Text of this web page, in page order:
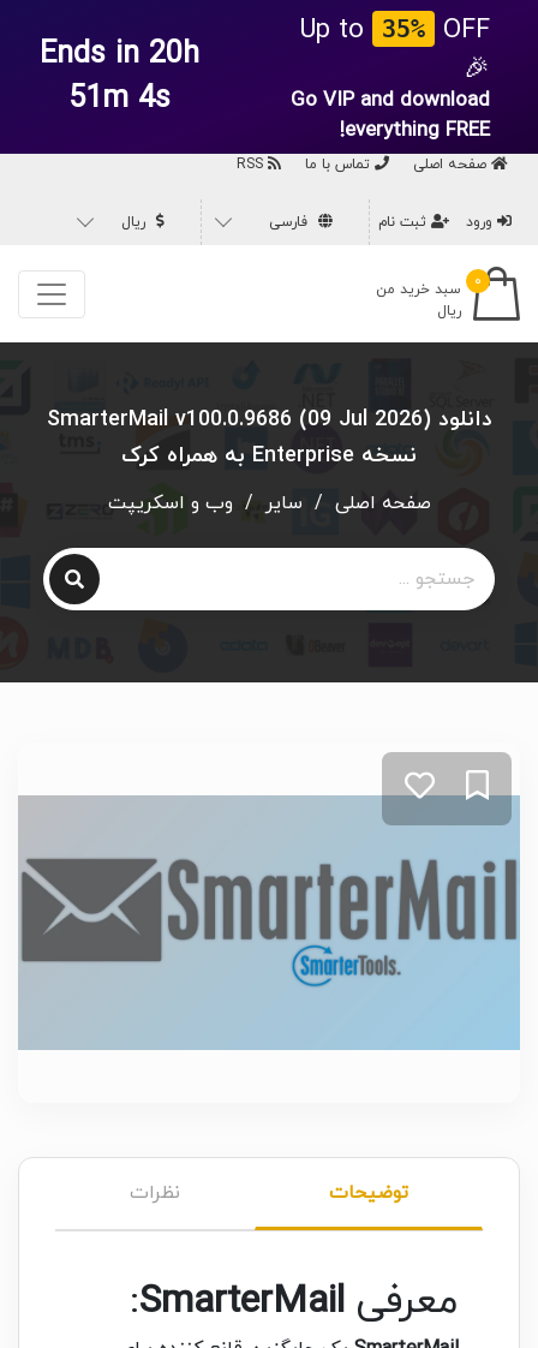
Up to 35%
OFF
🎉
Go VIP and download
everything FREE!
Ends in 20h
51m 2s
صفحه اصلی تماس با ما
ورود ثبت نام فارسی ریال
۰
سبد خرید من
ریال
دانلود SmarterMail v100.0.9686 (09 Jul 2026)
نسخه Enterprise به همراه کرک
صفحه اصلی / سایر / وب و اسکریپت
توضیحات نظرات
معرفی SmarterMail
: